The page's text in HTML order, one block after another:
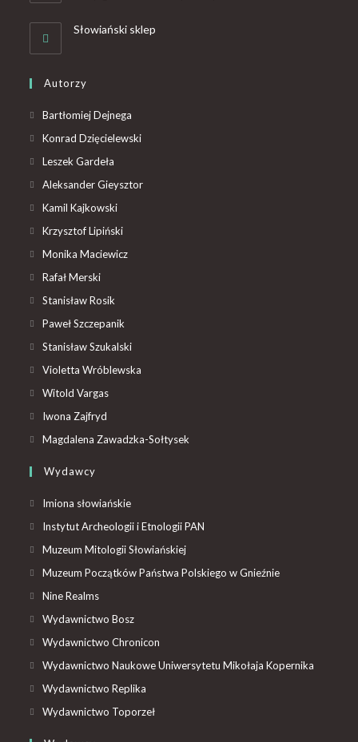
Słowiański sklep
Autorzy
Bartłomiej Dejnega
Konrad Dzięcielewski
Leszek Gardeła
Aleksander Gieysztor
Kamil Kajkowski
Krzysztof Lipiński
Monika Maciewicz
Rafał Merski
Stanisław Rosik
Paweł Szczepanik
Stanisław Szukalski
Violetta Wróblewska
Witold Vargas
Iwona Zajfryd
Magdalena Zawadzka-Sołtysek
Wydawcy
Imiona słowiańskie
Instytut Archeologii i Etnologii PAN
Muzeum Mitologii Słowiańskiej
Muzeum Początków Państwa Polskiego w Gnieźnie
Nine Realms
Wydawnictwo Bosz
Wydawnictwo Chronicon
Wydawnictwo Naukowe Uniwersytetu Mikołaja Kopernika
Wydawnictwo Replika
Wydawnictwo Toporzeł